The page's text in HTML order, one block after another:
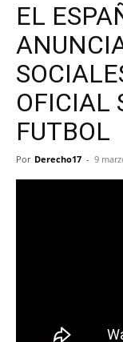
EL
OFICIAL
FUTBOL
Por Derecho17 - 9